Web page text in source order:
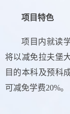
项目特色
项目内就读
将以减免拉夫堡
目的本科及预科
可减免学费20%。